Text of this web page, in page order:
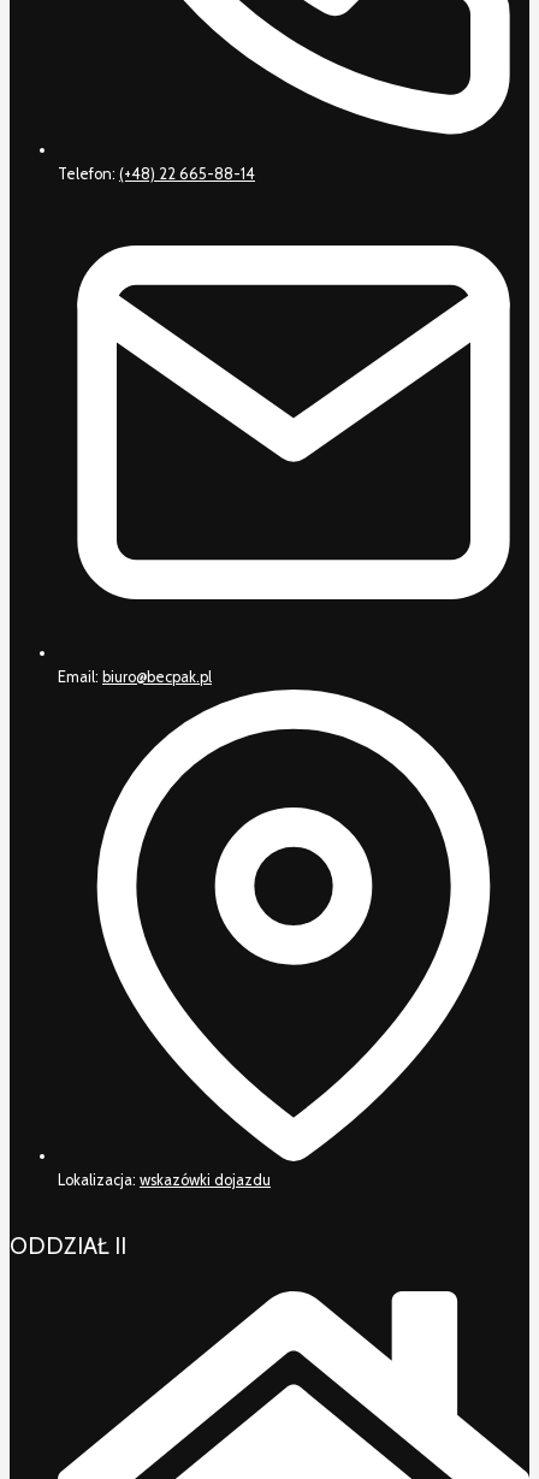
Telefon: (+48) 22 665-88-14
Email: biuro@becpak.pl
Lokalizacja: wskazówki dojazdu
ODDZIAŁ II